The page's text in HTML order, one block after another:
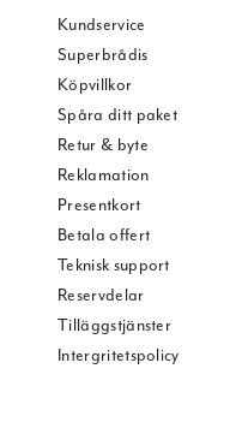
Kundservice
Superbrådis
Köpvillkor
Spåra ditt paket
Retur & byte
Reklamation
Presentkort
Betala offert
Teknisk support
Reservdelar
Tilläggstjänster
Intergritetspolicy